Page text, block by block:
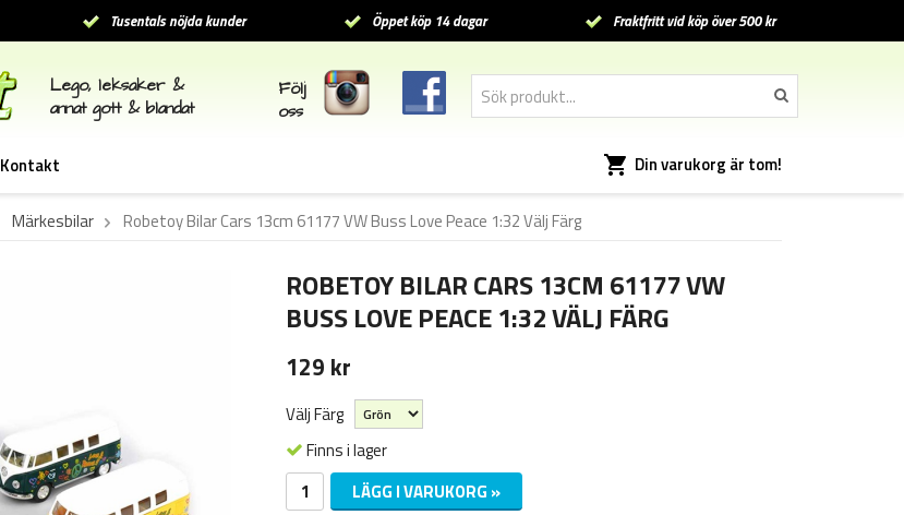
Tusentals nöjda kunder Öppet köp 14 dagar Fraktfritt vid köp över 500 kr
Lego, leksaker &
annat gott & blandat
Följ
oss
Kontakt Din varukorg är tom!
Märkesbilar Robetoy Bilar Cars 13cm 61177 VW Buss Love Peace 1:32 Välj Färg
ROBETOY BILAR CARS 13CM 61177 VW
BUSS LOVE PEACE 1:32 VÄLJ FÄRG
129 kr
Välj Färg
Finns i lager
LÄGG I VARUKORG »